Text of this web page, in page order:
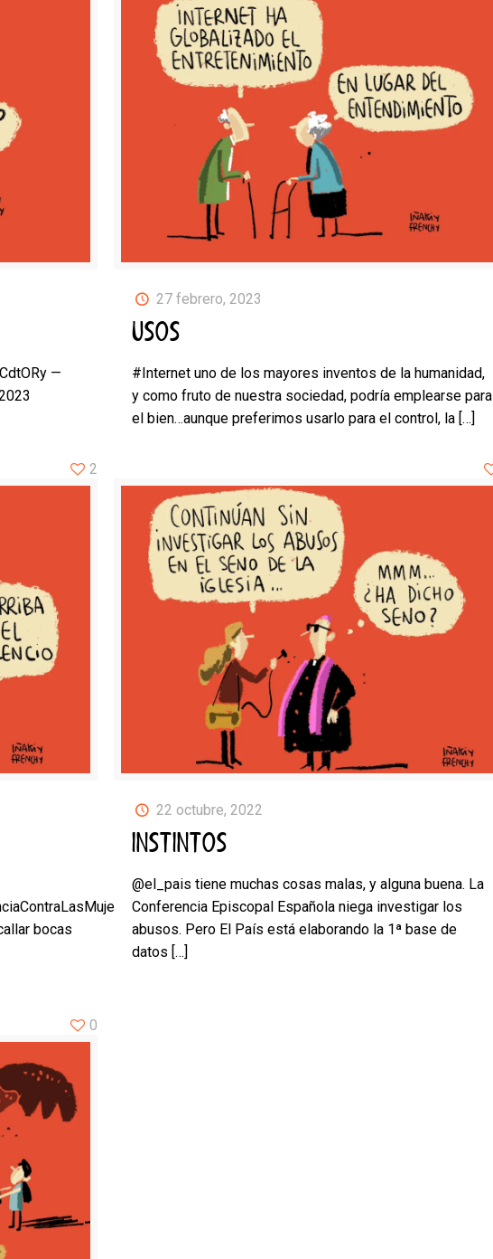
—
27 febrero, 2023
USOS
#Internet uno de los mayores inventos de la humanidad,
y como fruto de nuestra sociedad, podría emplearse para
el bien…aunque preferimos usarlo para el control, la […]
bocas
2
22 octubre, 2022
INSTINTOS
@el_pais tiene muchas cosas malas, y alguna buena. La
Conferencia Episcopal Española niega investigar los
abusos. Pero El País está elaborando la 1ª base de
datos […]
0